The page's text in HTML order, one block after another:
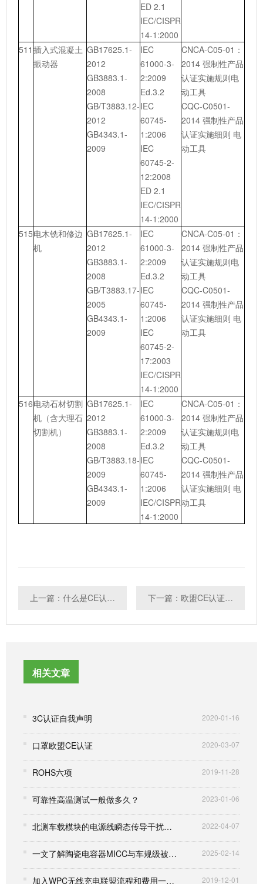
ED 2.1
IEC/CISPR
14-1:2000
511 插入式混凝土
振动器
GB17625.1-
2012
GB3883.1-
2008
GB/T3883.12-
2012
GB4343.1-
2009
IEC
61000-3-
2:2009
Ed.3.2
IEC
60745-
1:2006
IEC
60745-2-
12:2008
ED 2.1
IEC/CISPR
14-1:2000
CNCA-C05-01：
2014 强制性产品
认证实施规则电
动工具
CQC-C0501-
2014 强制性产品
认证实施细则 电
动工具
515电木铣和修边
机
GB17625.1-
2012
GB3883.1-
2008
GB/T3883.17-
2005
GB4343.1-
2009
IEC
61000-3-
2:2009
Ed.3.2
IEC
60745-
1:2006
IEC
60745-2-
17:2003
IEC/CISPR
14-1:2000
CNCA-C05-01：
2014 强制性产品
认证实施规则电
动工具
CQC-C0501-
2014 强制性产品
认证实施细则 电
动工具
516电动石材切割
机（含大理石
切割机）
GB17625.1-
2012
GB3883.1-
2008
GB/T3883.18-
2009
GB4343.1-
2009
IEC
61000-3-
2:2009
Ed.3.2
IEC
60745-
1:2006
IEC/CISPR
14-1:2000
CNCA-C05-01：
2014 强制性产品
认证实施规则电
动工具
CQC-C0501-
2014 强制性产品
认证实施细则 电
动工具
上一篇：什么是CE认证，有哪些产品需要做CE认证 下一篇：欧盟CE认证是什么，做CE认证有什么好处
相关文章
3C认证自我声明 2020-01-16
口罩欧盟CE认证 2020-03-07
ROHS六项 2019-11-28
可靠性高温测试一般做多久？ 2023-01-06
北测车载模块的电源线瞬态传导干扰抗扰性和抗电压波动 2022-04-07
一文了解陶瓷电容器MICC与车规级被动器件AEC-Q200认证 2025-02-14
加入WPC无线充电联盟流程和费用一览表 2019-12-01